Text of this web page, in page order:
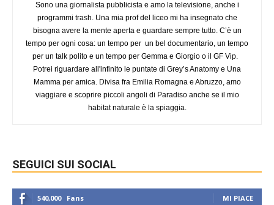
Sono una giornalista pubblicista e amo la televisione, anche i
programmi trash. Una mia prof del liceo mi ha insegnato che
bisogna avere la mente aperta e guardare sempre tutto. C’è un
tempo per ogni cosa: un tempo per un bel documentario, un tempo
per un talk polito e un tempo per Gemma e Giorgio o il GF Vip.
Potrei riguardare all'infinito le puntate di Grey’s Anatomy e Una
Mamma per amica. Divisa fra Emilia Romagna e Abruzzo, amo
viaggiare e scoprire piccoli angoli di Paradiso anche se il mio
habitat naturale è la spiaggia.
SEGUICI SUI SOCIAL
540,000 Fans MI PIACE